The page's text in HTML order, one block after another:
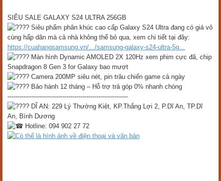
SIÊU SALE GALAXY S24 ULTRA 256GB
Siêu phẩm phân khúc cao cấp Galaxy S24 Ultra đang có giá vô
cùng hấp dãn mà cả nhà không thể bỏ qua, xem chi tiết tại đây:
https://cuahangsamsung.vn/.../samsung-galaxy-s24-ultra-5g...
Màn hình Dynamic AMOLED 2X 120Hz xem phim cực đã, chip
Snapdragon 8 Gen 3 for Galaxy bao mượt
Camera 200MP siêu nét, pin trâu chiến game cả ngày
Bảo hành 12 tháng – Hỗ trợ trả góp 0% nhanh chóng
-------------------------------------------------------------
DĨ AN: 229 Lý Thường Kiệt, KP.Thắng Lợi 2, P.Dĩ An, TP.Dĩ
An, Bình Dương
Hotline: 094 902 27 72